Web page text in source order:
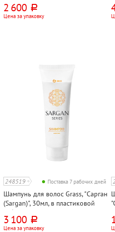
2 600 руб.
Цена за упаковку
248519 Поставка 7 рабочих дней
Шампунь для волос Grass, "Сарган
(Sargan)", 30мл, в пластиковой
тубе, 125шт
3 100 руб.
Цена за упаковку